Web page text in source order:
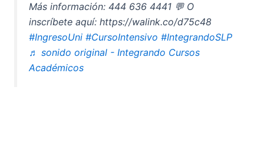
Más información: 444 636 4441 💬 O
inscríbete aquí: https://walink.co/d75c48
#IngresoUni #CursoIntensivo #IntegrandoSLP
♬ sonido original - Integrando Cursos
Académicos